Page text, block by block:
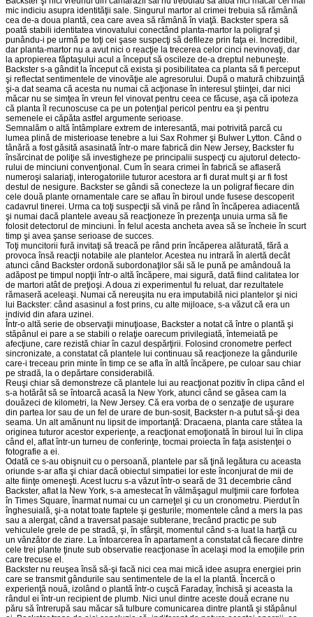
mic indiciu asupra identităţii sale. Singurul martor al crimei trebuia să rămână
cea de-a doua plantă, cea care avea să rămână în viaţă. Backster spera să
poată stabili identitatea vinovatului conectând planta-martor la poligraf şi
punându-i pe urmă pe toţi cei şase suspecţi să defileze prin faţa ei. Incredibil,
dar planta-martor nu a avut nici o reacţie la trecerea celor cinci nevinovaţi, dar
la apropierea făptaşului acul a început să oscileze de-a dreptul nebuneşte.
Backster s-a gândit la început că exista şi posibilitatea ca planta să fi perceput
şi reflectat sentimentele de vinovăţie ale agresorului. După o matură chibzuinţă
şi-a dat seama că acesta nu numai că acţionase în interesul ştiinţei, dar nici
măcar nu se simţea în vreun fel vinovat pentru ceea ce făcuse, aşa că ipoteza
că planta îl recunoscuse ca pe un potenţial pericol pentru ea şi pentru
semenele ei căpăta astfel argumente serioase.
Semnalăm o altă întâmplare extrem de interesantă, mai potrivită parcă cu
lumea plină de misterioase tenebre a lui Sax Rohmer şi Bulwer Lytton. Când o
tânără a fost găsită asasinată într-o mare fabrică din New Jersey, Backster fu
însărcinat de poliţie să investigheze pe principalii suspecţi cu ajutorul detecto­
rului de minciuni convenţional. Cum în seara crimei în fabrică se aflaseră
numeroşi salariaţi, interogatoriile tuturor acestora ar fi durat mult şi ar fi fost
destul de nesigure. Backster se gândi să conecteze la un poligraf fiecare din
cele două plante ornamentale care se aflau în biroul unde fusese descoperit
cada­vrul tinerei. Urma ca toţi suspecţii să vină pe rând în încăperea adiacentă
şi numai dacă plantele aveau să reacţioneze în prezenţa unuia urma să fie
folosit detectorul de minciuni. În felul acesta ancheta avea să se încheie în scurt
timp şi avea şanse serioase de succes.
Toţi muncitorii fură invitaţi să treacă pe rând prin încăperea alăturată, fără a
provoca însă reacţii notabile ale plantelor. Acestea nu intrară în alertă decât
atunci când Backster ordonă subordonaţilor săi să le pună pe amândouă la
adăpost pe timpul nopţii într-o altă încăpere, mai sigură, dată fiind calitatea lor
de martori atât de preţioşi. A doua zi experimentul fu reluat, dar rezultatele
rămaseră aceleaşi. Numai că nereuşita nu era imputabilă nici plantelor şi nici
lui Backster: când asasinul a fost prins, cu alte mijloace, s-a văzut că era un
individ din afara uzinei.
Într-o altă serie de observaţii minuţioase, Backster a notat că între o plantă şi
stăpânul ei pare a se stabili o relaţie oarecum privilegiată, întemeiată pe
afecţiune, care rezistă chiar în cazul despărţirii. Folosind cronometre perfect
sincronizate, a constatat că plantele lui continuau să reacţioneze la gândurile
care-i treceau prin minte în timp ce se afla în altă încăpere, pe culoar sau chiar
pe stradă, la o depărtare considerabilă.
Reuşi chiar să demonstreze că plantele lui au reacţionat pozitiv în clipa când el
s-a hotărât să se întoarcă acasă la New York, atunci când se găsea cam la
douăzeci de kilometri, la New Jersey. Că era vorba de o senzaţie de uşurare
din partea lor sau de un fel de urare de bun-sosit, Backster n-a putut să-şi dea
seama. Un alt amănunt nu lipsit de importanţă: Dracaena, planta care stătea la
originea tuturor acestor experienţe, a reacţionat emoţionată în biroul lui în cli­pa
când el, aflat într-un turneu de conferinţe, tocmai proiecta în faţa asistenţei o
fotografie a ei.
Odată ce s-au obişnuit cu o persoană, plantele par să ţină legătura cu aceasta
oriunde s-ar afla şi chiar dacă obiectul simpatiei lor este înconjurat de mii de
alte fiinţe omeneşti. Acest lucru s-a văzut într-o seară de 31 decembrie când
Backster, aflat la New York, s-a amestecat în vălmăşagul mulţimii care forfotea
în Times Square, înarmat numai cu un carneţel şi cu un cronometru. Pierdut în
înghesuială, şi-a notat toate faptele şi gesturile; momentele când a mers la pas
sau a alergat, când a traversat pasaje subterane, trecând practic pe sub
vehiculele grele de pe stradă, şi, în sfârşit, momentul când s-a luat la harţă cu
un vânzător de ziare. La întoarcerea în apartament a constatat că fiecare dintre
cele trei plante ţinute sub observatie reacţionase în acelaşi mod la emoţiile prin
care trecuse el.
Backster nu reuşea însă să-şi facă nici cea mai mică idee asupra energiei prin
care se transmit gândurile sau sentimentele de la el la plantă. Încercă o
experienţă nouă, izolând o plantă într-o cuşcă Faraday, închisă şi aceasta la
rândul ei într-un recipient de plumb. Nici unul dintre aceste două ecrane nu
păru să întrerupă sau măcar să tulbure comunicarea dintre plantă şi stăpânul